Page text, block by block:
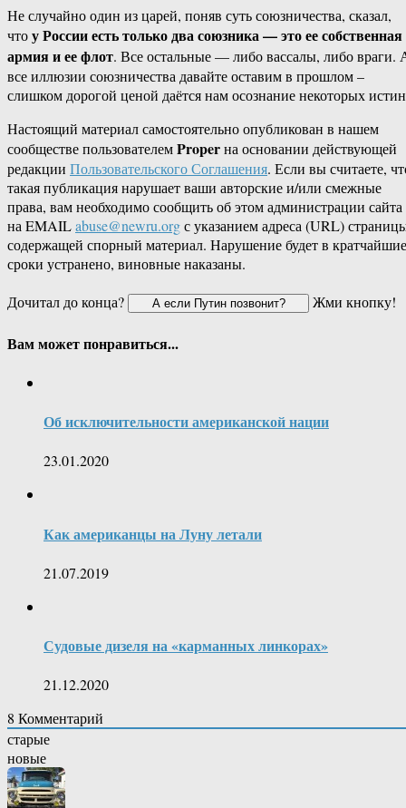
Не случайно один из царей, поняв суть союзничества, сказал,
чтоу России есть только два союзника — это ее собственная
армия и ее флот. Все остальные — либо вассалы, либо враги.
все иллюзии союзничества давайте оставим в прошлом –
слишком дорогой ценой даётся нам осознание некоторых
Настоящий материал самостоятельно опубликован в нашем
сообществе пользователемProperна основании действующей
редакции Пользовательского Соглашения. Если вы считаете,
такая публикация нарушает ваши авторские и/или смежные
права, вам необходимо сообщить об этом администрации сайта
на EMAILabuse@newru.orgс указанием адреса (URL)
содержащей спорный материал. Нарушение будет в кратчайшие
сроки устранено, виновные наказаны.
Дочитал до конца?
Жми кнопку!
Вам может понравиться...
Об исключительности американской нации
23.01.2020
Как американцы на Луну летали
21.07.2019
Судовые дизеля на «карманных линкорах»
21.12.2020
8 Комментарий
старые
новые